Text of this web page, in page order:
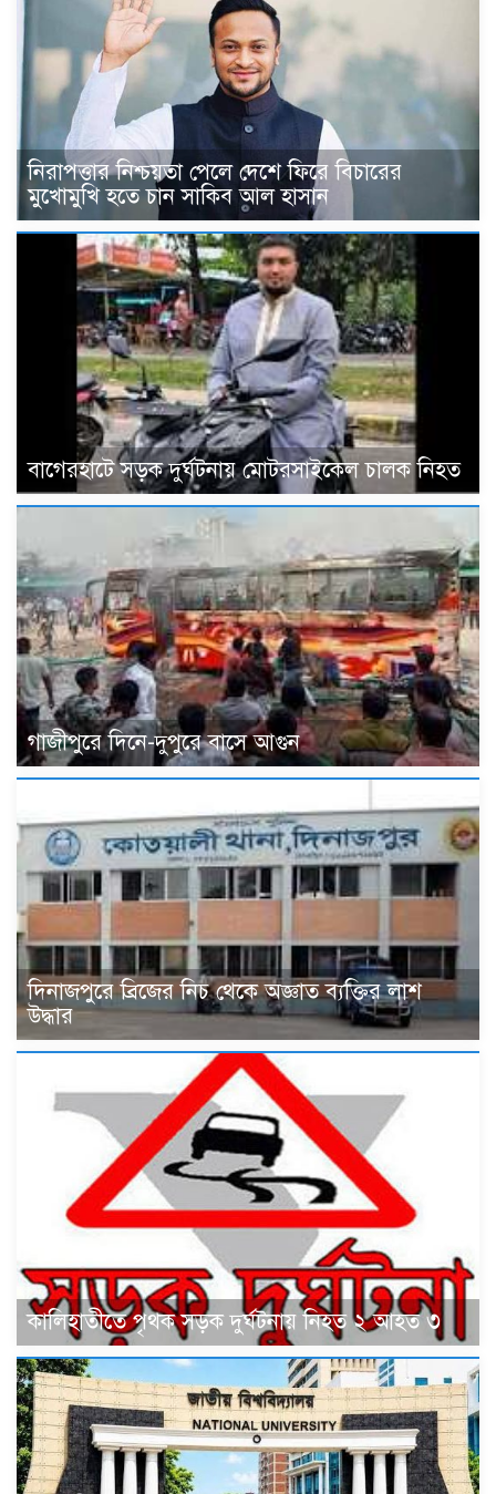
নিরাপত্তার নিশ্চয়তা পেলে দেশে ফিরে বিচারের
মুখোমুখি হতে চান সাকিব আল হাসান
বাগেরহাটে সড়ক দুর্ঘটনায় মোটরসাইকেল চালক নিহত
গাজীপুরে দিনে-দুপুরে বাসে আগুন
দিনাজপুরে ব্রিজের নিচ থেকে অজ্ঞাত ব্যক্তির লাশ
উদ্ধার
কালিহাতীতে পৃথক সড়ক দুর্ঘটনায় নিহত ২ আহত ৩